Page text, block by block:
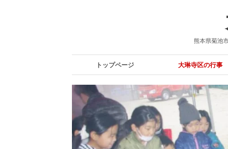
熊本県菊池
トップページ 大琳寺区の行事